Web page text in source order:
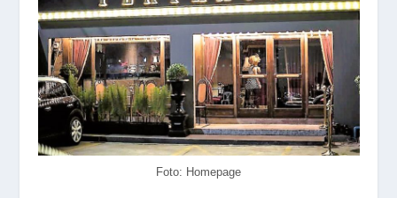
Foto: Homepage